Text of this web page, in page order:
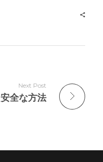
Next Post
全な方法